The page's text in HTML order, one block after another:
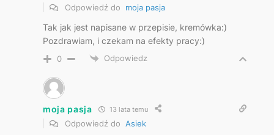
Odpowiedź do moja pasja
Tak jak jest napisane w przepisie, kremówka:)
Pozdrawiam, i czekam na efekty pracy:)
0 Odpowiedz
moja pasja 13 lata temu
Odpowiedź do Asiek